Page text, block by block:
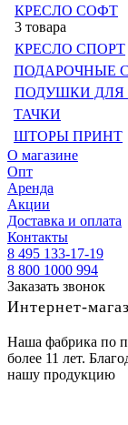
КРЕСЛО СОФТ
3 товара
КРЕСЛО СПОРТ
ПОДАРОЧНЫЕ
ПОДУШКИ ДЛЯ
ТАЧКИ
ШТОРЫ ПРИНТ
О магазине
Опт
Аренда
Акции
Доставка и оплата
Контакты
8 495 133-17-19
8 800 1000 994
Заказать звонок
Интернет-
Наша фабрика по
более 11 лет.
нашу продукцию